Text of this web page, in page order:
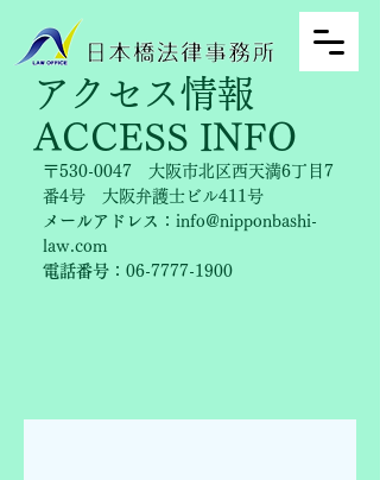
​アクセス情報
ACCESS INFO
〒530-0047 大阪市北区西天満6丁目7
番4号 大阪弁護士ビル411号
メールアドレス ： info@nipponbashi-
law.com
電話番号 ：06-7777-1900